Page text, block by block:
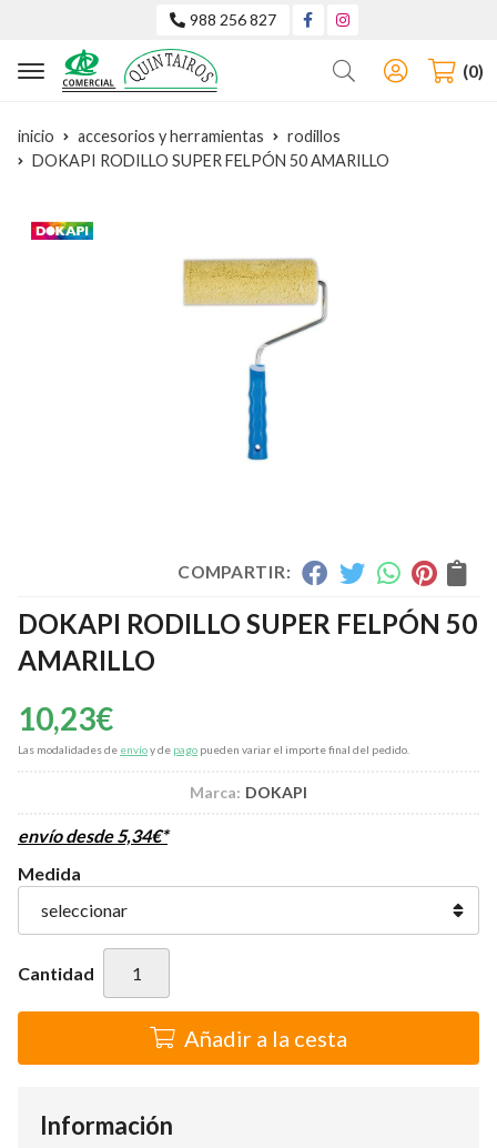
988 256 827
Buscar 0
inicio accesorios y herramientas
rodillos
DOKAPI RODILLO SUPER FELPÓN 50 AMARILLO
COMPARTIR:
DOKAPI RODILLO SUPER FELPÓN 50
AMARILLO
10,23€
Las modalidades de envíoy de pago pueden variar el importe final del pedido.
Marca: DOKAPI
envío desde5,34€*
Medida
Cantidad
Añadir a la cesta
Información